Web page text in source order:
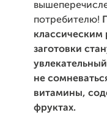
потребителю!
классическим
заготовки
не
витамины,
фруктах.